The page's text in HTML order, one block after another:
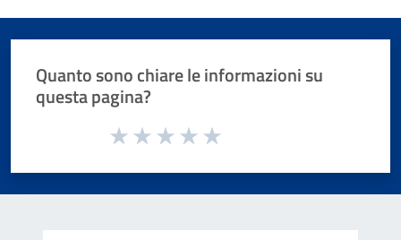
Quanto sono chiare le informazioni su
questa pagina?
Valuta da 1 a 5 stelle la pagina